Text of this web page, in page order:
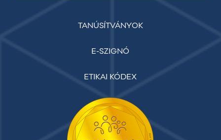
TANÚSÍTVÁNYOK
E-SZIGNÓ
ETIKAI KÓDEX